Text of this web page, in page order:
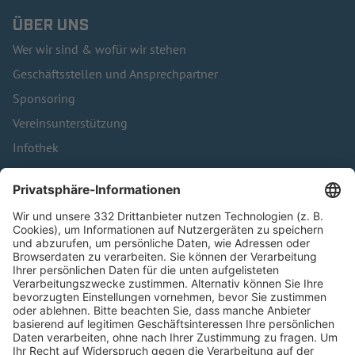
ÜBER UNS
Wer wir sind & wofür wir stehen
Geschäftsstellen und Ansprechpartner
Sponsoring
Vereinsunterstützung
Infothek
Kontakt
HÄUFIG BESUCHTE SEITEN
Pässe und Vereinswechsel
Trainerausbildung
Schulungsangebot Vereinsmitarbeiter
BFV-Geschäftsstellen
Trainerbörse